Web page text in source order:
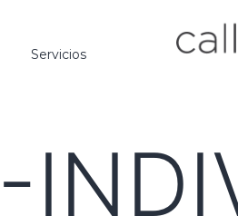
Servicios